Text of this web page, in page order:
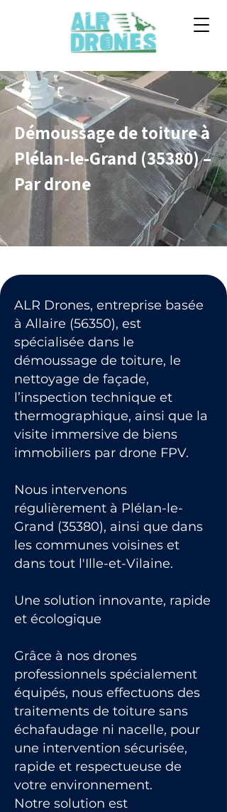
Démoussage de toiture à
Plélan-le-Grand (35380) –
Par drone
ALR Drones, entreprise basée
à Allaire (56350), est
spécialisée dans le
démoussage de toiture, le
nettoyage de façade,
l’inspection technique et
thermographique, ainsi que la
visite immersive de biens
immobiliers par drone FPV.
Nous intervenons
régulièrement à Plélan-le-
Grand (35380), ainsi que dans
les communes voisines et
dans tout l'Ille-et-Vilaine.
Une solution innovante, rapide
et écologique
Grâce à nos drones
professionnels spécialement
équipés, nous effectuons des
traitements de toiture sans
échafaudage ni nacelle, pour
une intervention sécurisée,
rapide et respectueuse de
votre environnement.
Notre solution est